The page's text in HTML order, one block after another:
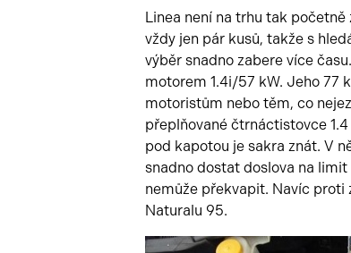
Linea není na trhu tak
vždy jen pár kusů, takže s
výběr snadno zabere více
motorem 1.4i/57 kW. Jeho 77
motoristům nebo těm, co
přeplňované čtrnáctistovce
pod kapotou je sakra znát. V
snadno dostat doslova na
nemůže překvapit. Navíc
Naturalu 95.